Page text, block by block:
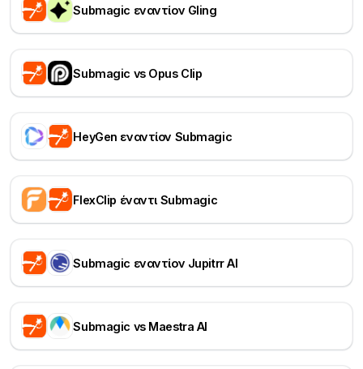
Submagic εναντίον Gling
Submagic vs Opus Clip
HeyGen εναντίον Submagic
FlexClip έναντι Submagic
Submagic εναντίον Jupitrr AI
Submagic vs Maestra AI